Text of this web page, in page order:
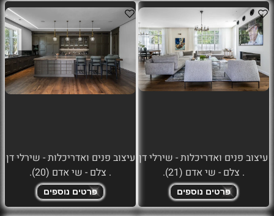
עיצוב פנים ואדריכלות - שירלי דן
. צלם - שי אדם (21).
פרטים נוספים
עיצוב פנים ואדריכלות - שירלי דן
. צלם - שי אדם (20).
פרטים נוספים